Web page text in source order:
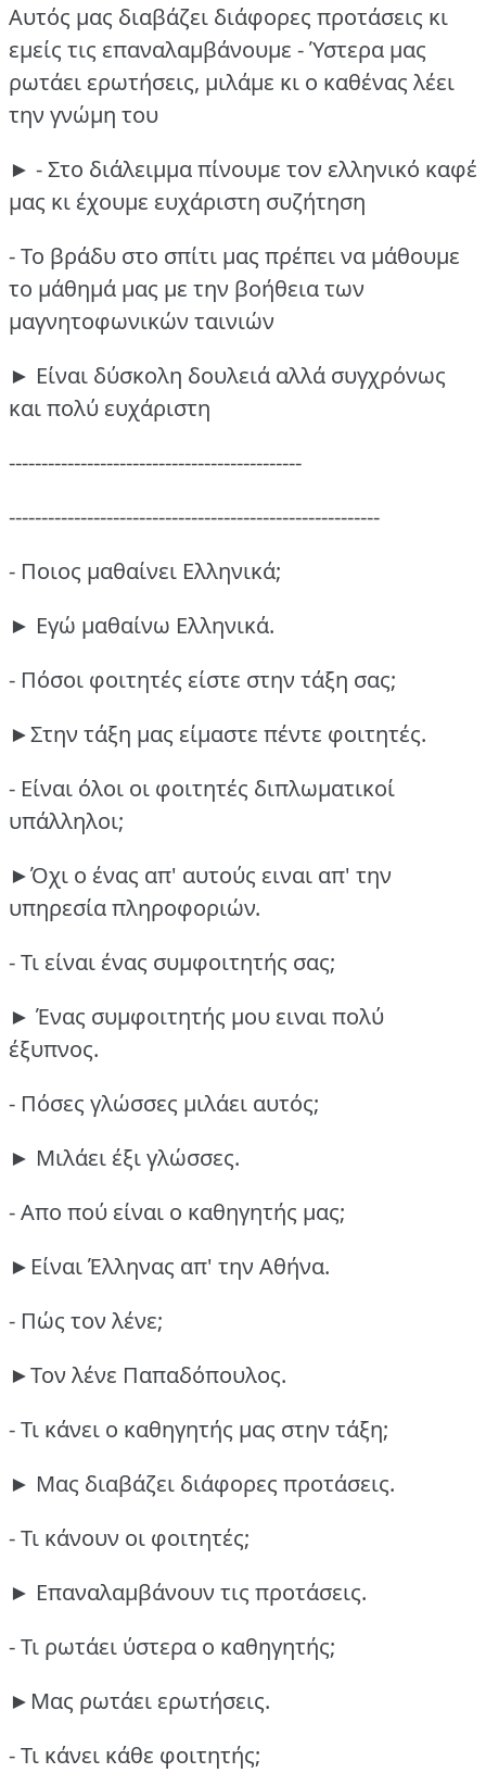
Αυτός μας διαβάζει διάφορες προτάσεις κι
εμείς τις επαναλαμβάνουμε - Ύστερα μας
ρωτάει ερωτήσεις, μιλάμε κι ο καθένας λέει
την γνώμη του
► - Στο διάλειμμα πίνουμε τον ελληνικό καφέ
μας κι έχουμε ευχάριστη συζήτηση
- Το βράδυ στο σπίτι μας πρέπει να μάθουμε
το μάθημά μας με την βοήθεια των
μαγνητοφωνικών ταινιών
► Είναι δύσκολη δουλειά αλλά συγχρόνως
και πολύ ευχάριστη
---------------------------------------------
---------------------------------------------------------
- Ποιος μαθαίνει Ελληνικά;
► Εγώ μαθαίνω Ελληνικά.
- Πόσοι φοιτητές είστε στην τάξη σας;
►Στην τάξη μας είμαστε πέντε φοιτητές.
- Είναι όλοι οι φοιτητές διπλωματικοί
υπάλληλοι;
►Όχι ο ένας απ' αυτούς ειναι απ' την
υπηρεσία πληροφοριών.
- Τι είναι ένας συμφοιτητής σας;
► Ένας συμφοιτητής μου ειναι πολύ
έξυπνος.
- Πόσες γλώσσες μιλάει αυτός;
► Μιλάει έξι γλώσσες.
- Απο πού είναι ο καθηγητής μας;
►Είναι Έλληνας απ' την Αθήνα.
- Πώς τον λένε;
►Τον λένε Παπαδόπουλος.
- Τι κάνει ο καθηγητής μας στην τάξη;
► Μας διαβάζει διάφορες προτάσεις.
- Τι κάνουν οι φοιτητές;
► Επαναλαμβάνουν τις προτάσεις.
- Τι ρωτάει ύστερα ο καθηγητής;
►Μας ρωτάει ερωτήσεις.
- Τι κάνει κάθε φοιτητής;